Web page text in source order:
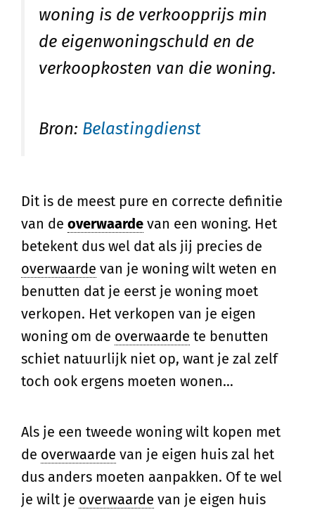
woning is de verkoopprijs min
de eigenwoningschuld en de
verkoopkosten van die woning.
Bron: Belastingdienst
Dit is de meest pure en correcte definitie
van de overwaarde van een woning. Het
betekent dus wel dat als jij precies de
overwaarde van je woning wilt weten en
benutten dat je eerst je woning moet
verkopen. Het verkopen van je eigen
woning om de overwaarde te benutten
schiet natuurlijk niet op, want je zal zelf
toch ook ergens moeten wonen…
Als je een tweede woning wilt kopen met
de overwaarde van je eigen huis zal het
dus anders moeten aanpakken. Of te wel
je wilt je overwaarde van je eigen huis